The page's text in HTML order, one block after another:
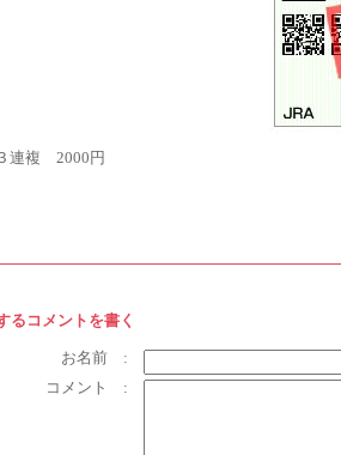
複 2000円
るコメントを書く
お名前 :
コメント :